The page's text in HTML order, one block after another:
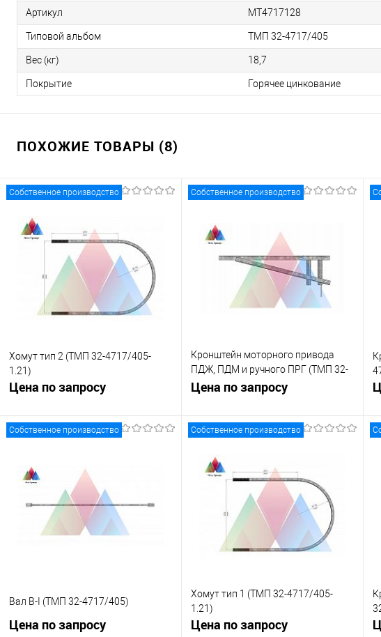
Артикул МТ4717128
Типовой альбом ТМП 32-4717/405
Вес (кг) 18,7
Покрытие Горячее цинкование
ПОХОЖИЕ ТОВАРЫ (8)
Собственное производство
Хомут тип 2 (ТМП 32-4717/405-
1.21)
Цена по запросу
Запросить цену
Купить в 1 клик
В избранное
Собственное производство
Кронштейн моторного привода
ПДЖ, ПДМ и ручного ПРГ (ТМП 32-
4717/405-1.28-01)
Цена по запросу
Запросить цену
Купить в 1 клик
К сравнению
В избранное
Под заказ
Собственное производство
Вал В-I (ТМП 32-4717/405)
Цена по запросу
Собственное производство
Хомут тип 1 (ТМП 32-4717/405-
1.21)
Цена по запросу